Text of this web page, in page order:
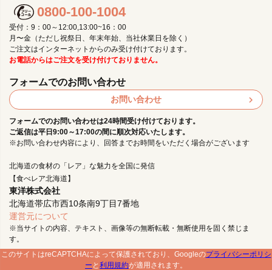
北海道の食材の「レア」な魅力を全国に発信
【食べレア北海道】
東洋株式会社
北海道帯広市西10条南9丁目7番地
運営元について
※当サイトの内容、テキスト、画像等の無断転載・無断使用を固く禁じま
す。
0800-100-1004
受付：9：00～12:00,13:00~16：00
月〜金（ただし祝祭日、年末年始、当社休業日を除く）
ご注文はインターネットからのみ受け付けております。
お電話からはご注文を受け付けておりません。
フォームでのお問い合わせ
お問い合わせ
フォームでのお問い合わせは24時間受け付けております。
ご返信は平日9:00～17:00の間に順次対応いたします。
※お問い合わせ内容により、回答までお時間をいただく場合がございます
このサイトはreCAPTCHAによって保護されており、Googleのプライバシーポリシ
ー と 利用規約が適用されます。